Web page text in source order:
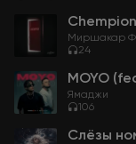
Chempion
Миршакар
24
MOYO
Ямаджи
106
Слёзы